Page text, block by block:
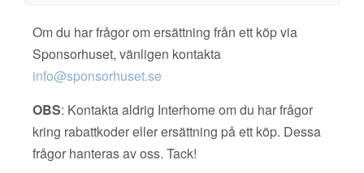
Om du har frågor om ersättning från ett köp via
Sponsorhuset, vänligen kontakta
info@sponsorhuset.se
OBS: Kontakta aldrig Interhome om du har frågor
kring rabattkoder eller ersättning på ett köp. Dessa
frågor hanteras av oss. Tack!